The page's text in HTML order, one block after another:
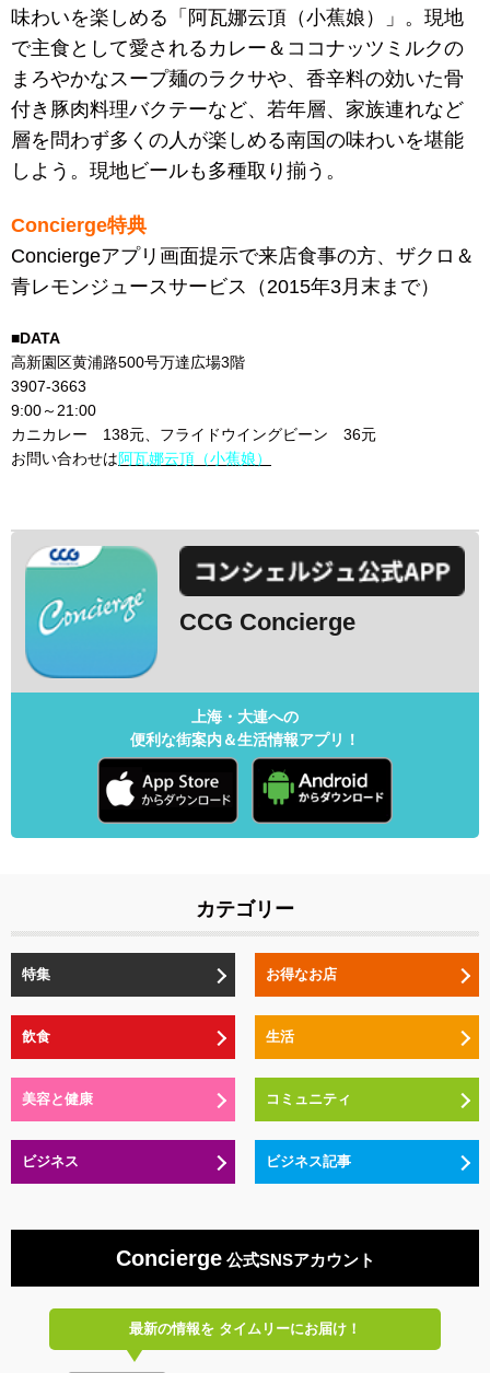
味わいを楽しめる「阿瓦娜云頂（小蕉娘）」。現地
で主食として愛されるカレー＆ココナッツミルクの
まろやかなスープ麺のラクサや、香辛料の効いた骨
付き豚肉料理バクテーなど、若年層、家族連れなど
層を問わず多くの人が楽しめる南国の味わいを堪能
しよう。現地ビールも多種取り揃う。
Concierge特典
Conciergeアプリ 画面提示で来店食事の方、ザクロ＆
青レモンジュースサービス（2015年3月末まで）
■DATA
高新園区黄浦路500号万達広場3階
3907-3663
9:00～21:00
カニカレー 138元、フライドウイングビーン 36元
お問い合わせは阿瓦娜云頂（小蕉娘）
CCG Concierge
上海・大連への
便利な街案内＆生活情報アプリ！
カテゴリー
特集 お得なお店
飲食 生活
美容と健康 コミュニティ
ビジネス ビジネス記事
Concierge公式SNSアカウント
最新の情報をタイムリーにお届け！